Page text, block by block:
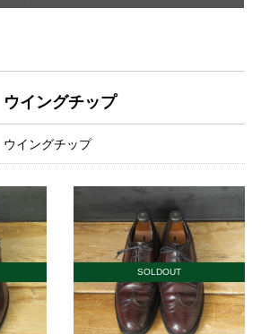
ウイングチップ
ウイングチップ
SOLDOUT